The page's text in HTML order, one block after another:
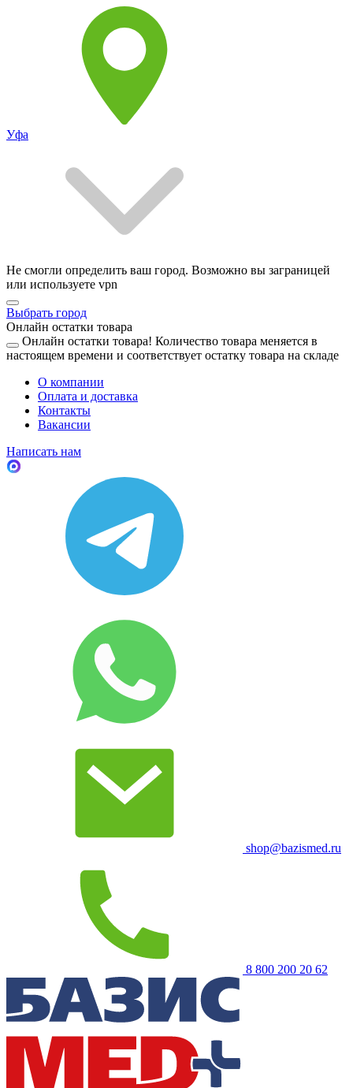
Уфа
Не смогли определить ваш город. Возможно вы заграницей
или используете vpn
Выбрать город
Онлайн остатки товара
Онлайн остатки товара! Количество товара меняется в
настоящем времени и соответствует остатку товара на складе
О компании
Оплата и доставка
Контакты
Вакансии
Написать нам
shop@bazismed.ru
8 800 200 20 62